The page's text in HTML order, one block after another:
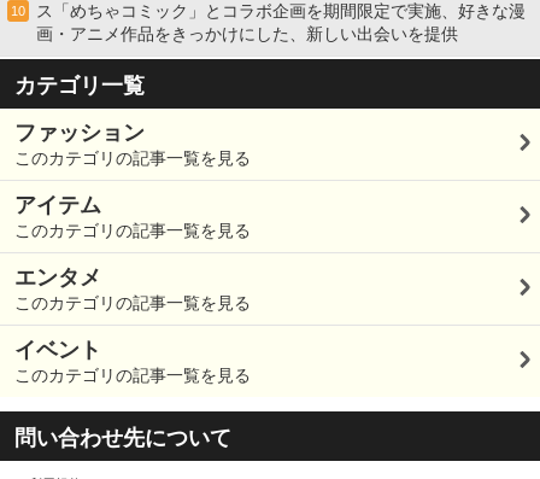
10
ス「めちゃコミック」とコラボ企画を期間限定で実施、好きな漫
画・アニメ作品をきっかけにした、新しい出会いを提供
カテゴリ一覧
ファッション
このカテゴリの記事一覧を見る
アイテム
このカテゴリの記事一覧を見る
エンタメ
このカテゴリの記事一覧を見る
イベント
このカテゴリの記事一覧を見る
問い合わせ先について